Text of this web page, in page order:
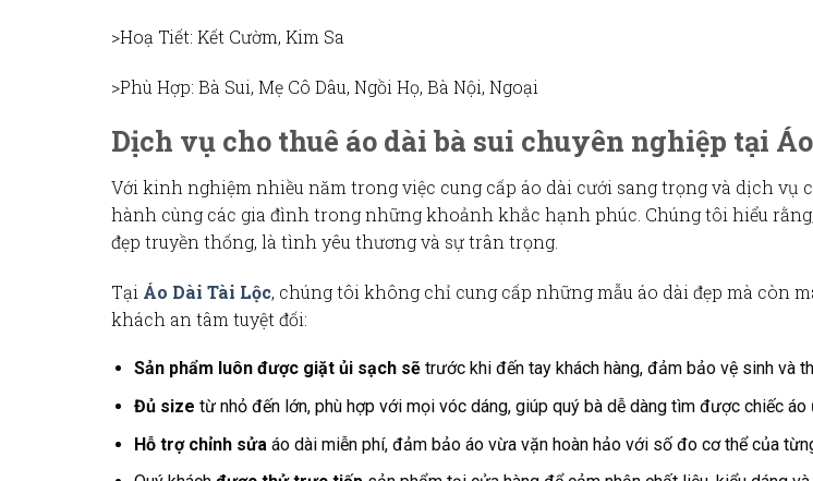
>Hoạ Tiết: Kết Cườm, Kim Sa
>Phù Hợp: Bà Sui, Mẹ Cô Dâu, Ngồi Họ, Bà Nội, Ngoại
Dịch vụ cho thuê áo dài bà sui chuyên nghiệp tại
Với kinh nghiệm nhiều năm trong việc cung cấp áo dài cưới sang trọngvà dịch vụ
hành cùng các gia đình trong những khoảnh khắc hạnh phúc. Chúng tôi hiểu
đẹp truyền thống, là tình yêu thương và sự trân trọng.
Tại Áo Dài Tài Lộc, chúng tôi không chỉ cung cấp những mẫu áo dài đẹp mà còn
khách an tâm tuyệt đối:
Sản phẩm luôn được giặt ủi sạch sẽtrước khi đến tay khách hàng, đảm bảo vệ sinh và
Đủ size từ nhỏ đến lớn, phù hợp với mọi vóc dáng, giúp quý bà dễ dàng tìm được chiếc áo
Hỗ trợ chỉnh sửa áo dài miễn phí, đảm bảo áo vừa vặn hoàn hảo với số đo cơ thể của